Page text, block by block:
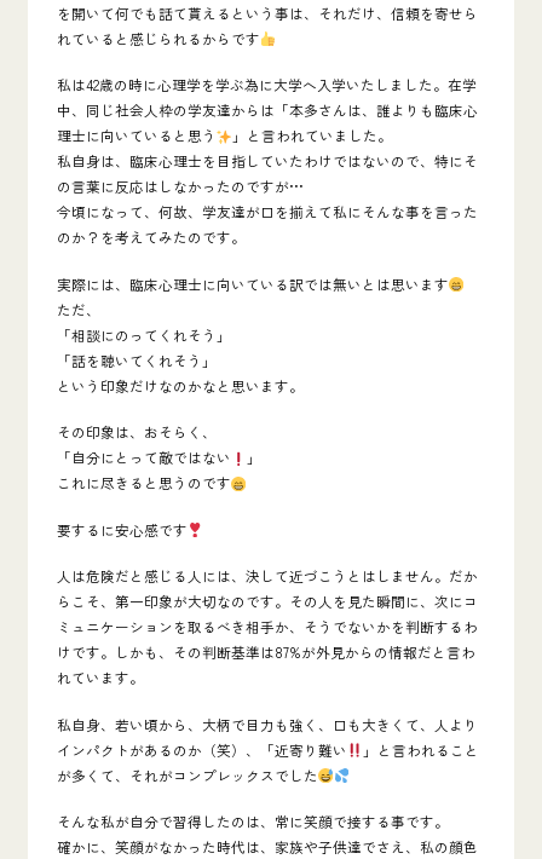
を開いて何でも話て貰えるという事は、それだけ、信頼を寄せら
れていると感じられるからです
私は42歳の時に心理学を学ぶ為に大学へ入学いたしました。在学
中、同じ社会人枠の学友達からは「本多さんは、誰よりも臨床心
理士に向いていると思う
」と言われていました。
私自身は、臨床心理士を目指していたわけではないので、特にそ
の言葉に反応はしなかったのですが•••
今頃になって、何故、学友達が口を揃えて私にそんな事を言った
のか？を考えてみたのです。
実際には、臨床心理士に向いている訳では無いとは思います
ただ、
「相談にのってくれそう」
「話を聴いてくれそう」
という印象だけなのかなと思います。
その印象は、おそらく、
「自分にとって敵ではない
」
これに尽きると思うのです
要するに安心感です
人は危険だと感じる人には、決して近づこうとはしません。 だか
らこそ、第一印象が大切なのです。その人を見た瞬間に、次にコ
ミュニケーションを取るべき相手か、そうでないかを判断するわ
けです。しかも、その判断基準は87%が外見からの情報だと言わ
れています。
私自身、若い頃から、大柄で目力も強く、口も大きくて、人より
インパクトがあるのか（笑）、「近寄り難い
」と言われること
が多くて、それがコンプレックスでした
そんな私が自分で習得したのは、 常に笑顔で接する事です。
確かに、 笑顔がなかった時代は、家族や子供達でさえ、私の顔色